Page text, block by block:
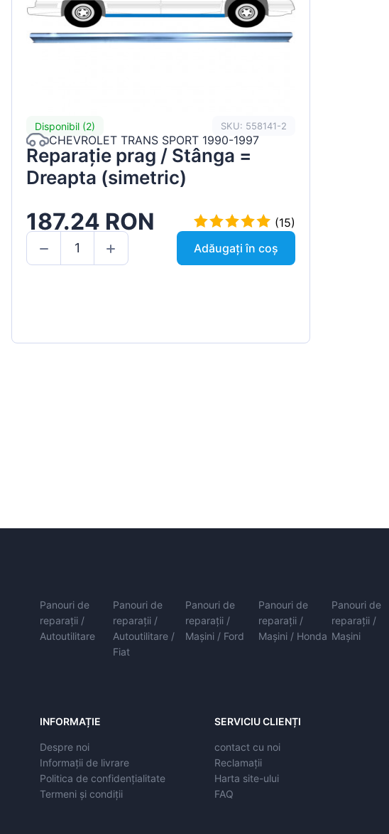
Suzuki
Tesla
Disponibil (2) SKU: 558141-2
CHEVROLET TRANS SPORT 1990-1997
Reparație prag / Stânga =
Dreapta (simetric)
187.24 RON
(15)
Adăugați în coș
Panouri de
reparații /
Autoutilitare
Panouri de
reparații /
Autoutilitare /
Fiat
Panouri de
reparații /
Mașini / Ford
Panouri de
reparații /
Mașini / Honda
Panouri de
reparații /
Mașini
INFORMAȚIE
Despre noi
Informații de livrare
Politica de confidențialitate
Termeni și condiții
SERVICIU CLIENȚI
contact cu noi
Reclamații
Harta site-ului
FAQ